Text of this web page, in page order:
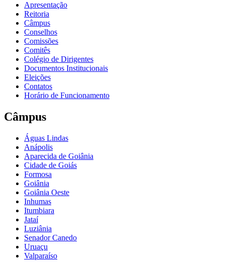
Apresentação
Reitoria
Câmpus
Conselhos
Comissões
Comitês
Colégio de Dirigentes
Documentos Institucionais
Eleições
Contatos
Horário de Funcionamento
Câmpus
Águas Lindas
Anápolis
Aparecida de Goiânia
Cidade de Goiás
Formosa
Goiânia
Goiânia Oeste
Inhumas
Itumbiara
Jataí
Luziânia
Senador Canedo
Uruaçu
Valparaíso